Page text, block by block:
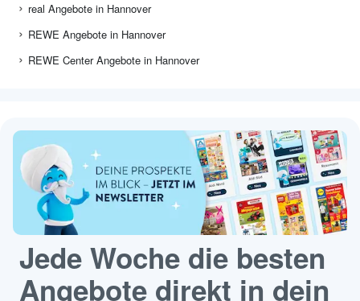
real Angebote in Hannover
REWE Angebote in Hannover
REWE Center Angebote in Hannover
Jede Woche die besten
Angebote direkt in dein